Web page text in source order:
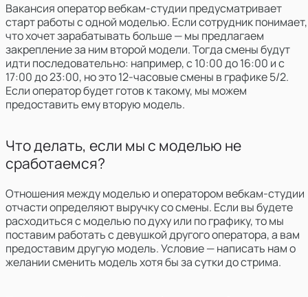
Вакансия оператор вебкам-студии предусматривает
старт работы с одной моделью. Если сотрудник понимает,
что хочет зарабатывать больше — мы предлагаем
закрепление за ним второй модели. Тогда смены будут
идти последовательно: например, с 10:00 до 16:00 и с
17:00 до 23:00, но это 12-часовые смены в графике 5/2.
Если оператор будет готов к такому, мы можем
предоставить ему вторую модель.
Что делать, если мы с моделью не
сработаемся?
Отношения между моделью и оператором вебкам-студии
отчасти определяют выручку со смены. Если вы будете
расходиться с моделью по духу или по графику, то мы
поставим работать с девушкой другого оператора, а вам
предоставим другую модель. Условие — написать нам о
желании сменить модель хотя бы за сутки до стрима.